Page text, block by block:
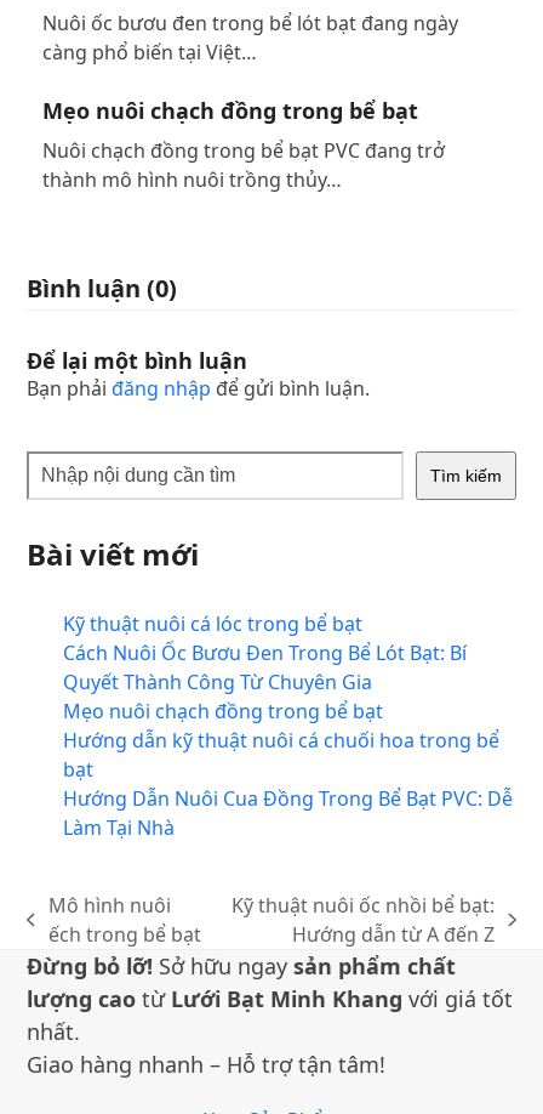
Nuôi ốc bươu đen trong bể lót bạt đang ngày
càng phổ biến tại Việt…
Mẹo nuôi chạch đồng trong bể bạt
Nuôi chạch đồng trong bể bạt PVC đang trở
thành mô hình nuôi trồng thủy…
Bình luận (0)
Để lại một bình luận
Bạn phảiđăng nhập để gửi bình luận.
Tìm kiếm
Bài viết mới
Kỹ thuật nuôi cá lóc trong bể bạt
Cách Nuôi Ốc Bươu Đen Trong Bể Lót Bạt: Bí
Quyết Thành Công Từ Chuyên Gia
Mẹo nuôi chạch đồng trong bể bạt
Hướng dẫn kỹ thuật nuôi cá chuối hoa trong bể
bạt
Hướng Dẫn Nuôi Cua Đồng Trong Bể Bạt PVC: Dễ
Làm Tại Nhà
bài
trước:
Mô hình nuôi
ếch trong bể bạt
sau:
Kỹ thuật nuôi ốc nhồi bể bạt:
Hướng dẫn từ A đến Z
Đừng bỏ lỡ! Sở hữu ngaysản phẩm chất
lượng cao từ Lưới Bạt Minh Khang với giá tốt
nhất.
Giao hàng nhanh – Hỗ trợ tận tâm!